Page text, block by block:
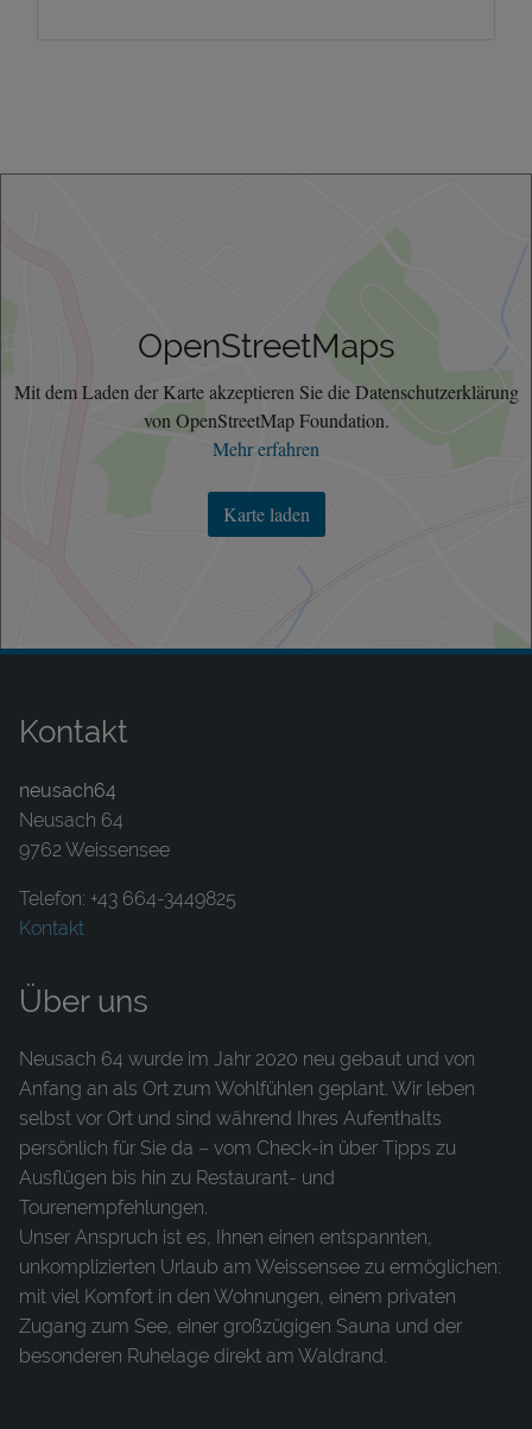
OpenStreetMaps
Mit dem Laden der Karte akzeptieren Sie die Datenschutzerklärung
von OpenStreetMap Foundation.
Mehr erfahren
Karte laden
Kontakt
neusach64
Neusach 64
9762 Weissensee
Telefon: +43 664-3449825
Kontakt
Über uns
Neusach 64 wurde im Jahr 2020 neu gebaut und von
Anfang an als Ort zum Wohlfühlen geplant. Wir leben
selbst vor Ort und sind während Ihres Aufenthalts
persönlich für Sie da – vom Check-in über Tipps zu
Ausflügen bis hin zu Restaurant- und
Tourenempfehlungen.
Unser Anspruch ist es, Ihnen einen entspannten,
unkomplizierten Urlaub am Weissensee zu ermöglichen:
mit viel Komfort in den Wohnungen, einem privaten
Zugang zum See, einer großzügigen Sauna und der
besonderen Ruhelage direkt am Waldrand.